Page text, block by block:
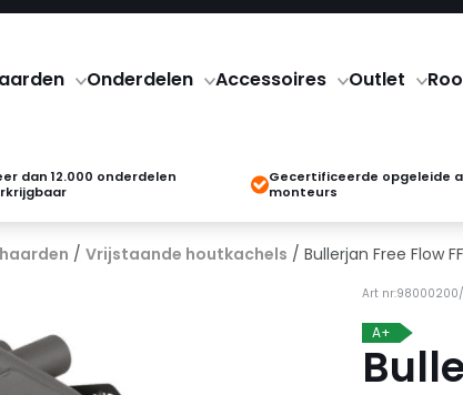
Onderdelen Accessoires Outlet
dan 12.000 onderdelen
Gecertificeerde opgeleide
monteurs
/ Vrijstaande houtkachels / Bullerjan Free Flow
Art
A+